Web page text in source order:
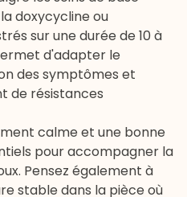
doxycycline ou
sur une durée de 10 à
d'adapter le
des symptômes et
de résistances
calme et une bonne
pour accompagner la
Pensez également à
stable dans la pièce où